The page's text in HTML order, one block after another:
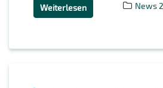
News
Weiterlesen